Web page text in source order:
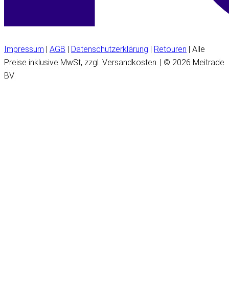
Impressum AGB Datenschutzerklärung Retouren | Alle
Preise inklusive MwSt, zzgl. Versandkosten. | © 2026 Meitrade
BV